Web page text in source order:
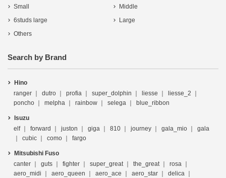
Small
Middle
6studs large
Large
Others
Search by Brand
Hino
ranger
dutro profia super_dolphin liesse
liesse_2
poncho
melpha rainbow selega blue_ribbon
Isuzu
elf
forward juston giga 810 journey gala_mio
gala
cubic
como fargo
Mitsubishi Fuso
canter
guts fighter super_great the_great
rosa
aero_midi
aero_queen aero_ace aero_star
delica